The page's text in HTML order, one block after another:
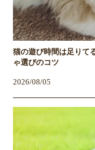
猫の遊び時間は足りて
ゃ選びのコツ
2026/08/05